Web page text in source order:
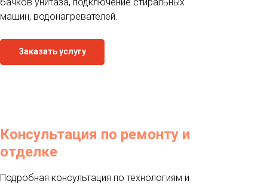
машин, водонагревателей.
Заказать услугу
Консультация по ремонту и
отделке
Подробная консультация по технологиям и